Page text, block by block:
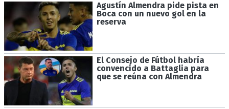
Agustín Almendra pide pista en
Boca con un nuevo gol en la
reserva
El Consejo de Fútbol habría
convencido a Battaglia para
que se reúna con Almendra